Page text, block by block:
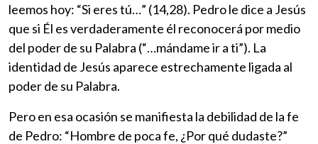
leemos hoy: “Si eres tú…” (14,28). Pedro le dice a Jesús
que si Él es verdaderamente él reconocerá por medio
del poder de su Palabra (“…mándame ir a ti”). La
identidad de Jesús aparece estrechamente ligada al
poder de su Palabra.
Pero en esa ocasión se manifiesta la debilidad de la fe
de Pedro: “Hombre de poca fe, ¿Por qué dudaste?”